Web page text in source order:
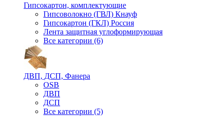
Гипсокартон, комплектующие
Гипсоволокно (ГВЛ) Кнауф
Гипсокартон (ГКЛ) Россия
Лента защитная углоформирующая
Все категории (6)
ДВП, ДСП, Фанера
OSB
ДВП
ДСП
Все категории (5)